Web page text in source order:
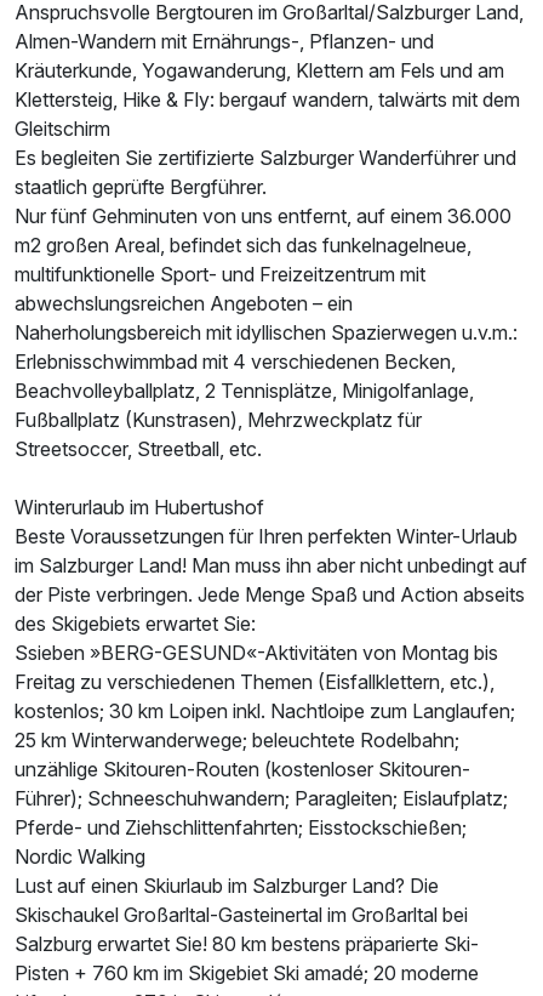
Für 7 Tage p.P. ab590,00 €
Familienzimmer
2 Erwachsene und 2 Kinder
Ausstattung
Für 7 Tage p.P. ab 658,00 €
Suite/n Komfort
2 Erwachsene und 1 Kind
Anspruchsvolle Bergtouren im Großarltal/Salzburger Land,
Almen-Wandern mit Ernährungs-, Pflanzen- und
Kräuterkunde, Yogawanderung, Klettern am Fels und am
Klettersteig, Hike & Fly: bergauf wandern, talwärts mit dem
Gleitschirm
Es begleiten Sie zertifizierte Salzburger Wanderführer und
staatlich geprüfte Bergführer.
Nur fünf Gehminuten von uns entfernt, auf einem 36.000
m2 großen Areal, befindet sich das funkelnagelneue,
multifunktionelle Sport- und Freizeitzentrum mit
abwechslungsreichen Angeboten – ein
Naherholungsbereich mit idyllischen Spazierwegen u.v.m.:
Erlebnisschwimmbad mit 4 verschiedenen Becken,
Beachvolleyballplatz, 2 Tennisplätze, Minigolfanlage,
Fußballplatz (Kunstrasen), Mehrzweckplatz für
Streetsoccer, Streetball, etc.
Winterurlaub im Hubertushof
Beste Voraussetzungen für Ihren perfekten Winter-Urlaub
im Salzburger Land! Man muss ihn aber nicht unbedingt auf
der Piste verbringen. Jede Menge Spaß und Action abseits
des Skigebiets erwartet Sie:
Ssieben »BERG-GESUND«-Aktivitäten von Montag bis
Freitag zu verschiedenen Themen (Eisfallklettern, etc.),
kostenlos; 30 km Loipen inkl. Nachtloipe zum Langlaufen;
25 km Winterwanderwege; beleuchtete Rodelbahn;
unzählige Skitouren-Routen (kostenloser Skitouren-
Führer); Schneeschuhwandern; Paragleiten; Eislaufplatz;
Pferde- und Ziehschlittenfahrten; Eisstockschießen;
Nordic Walking
Lust auf einen Skiurlaub im Salzburger Land? Die
Skischaukel Großarltal-Gasteinertal im Großarltal bei
Salzburg erwartet Sie! 80 km bestens präparierte Ski-
Pisten + 760 km im Skigebiet Ski amadé; 20 moderne